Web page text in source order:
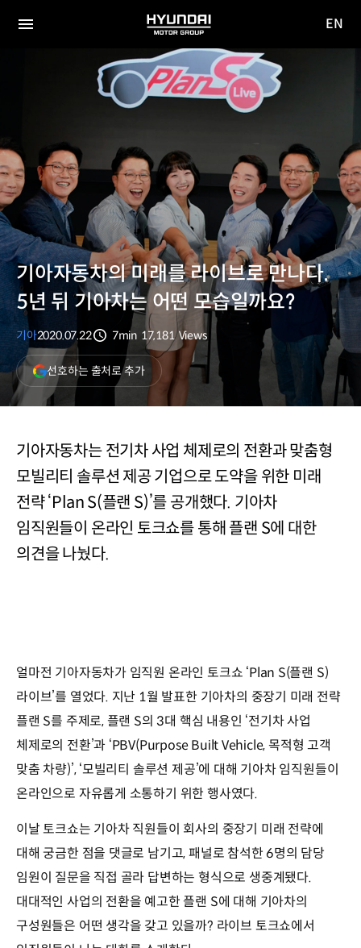
HYUNDAI
MOTOR
GROUP
EN
기아자동차의 미래를 라이브로 만나다.
5년 뒤 기아차는 어떤 모습일까요?
기아2020.07.22
분량
7min
조회수
17,181 Views
선호하는 출처로 추가(새
창
열림)
기아자동차는 전기차 사업 체제로의 전환과 맞춤형
모빌리티 솔루션 제공 기업으로 도약을 위한 미래
전략 ‘Plan S(플랜 S)’를 공개했다. 기아차
임직원들이 온라인 토크쇼를 통해 플랜 S에 대한
의견을 나눴다.
얼마전 기아자동차가 임직원 온라인 토크쇼 ‘Plan S(플랜 S)
라이브’를 열었다. 지난 1월 발표한 기아차의 중장기 미래 전략
플랜 S를 주제로, 플랜 S의 3대 핵심 내용인 ‘전기차 사업
체제로의 전환’과 ‘PBV(Purpose Built Vehicle, 목적형 고객
맞춤 차량)’, ‘모빌리티 솔루션 제공’에 대해 기아차 임직원들이
온라인으로 자유롭게 소통하기 위한 행사였다.
이날 토크쇼는 기아차 직원들이 회사의 중장기 미래 전략에
대해 궁금한 점을 댓글로 남기고, 패널로 참석한 6명의 담당
임원이 질문을 직접 골라 답변하는 형식으로 생중계됐다.
대대적인 사업의 전환을 예고한 플랜 S에 대해 기아차의
구성원들은 어떤 생각을 갖고 있을까? 라이브 토크쇼에서